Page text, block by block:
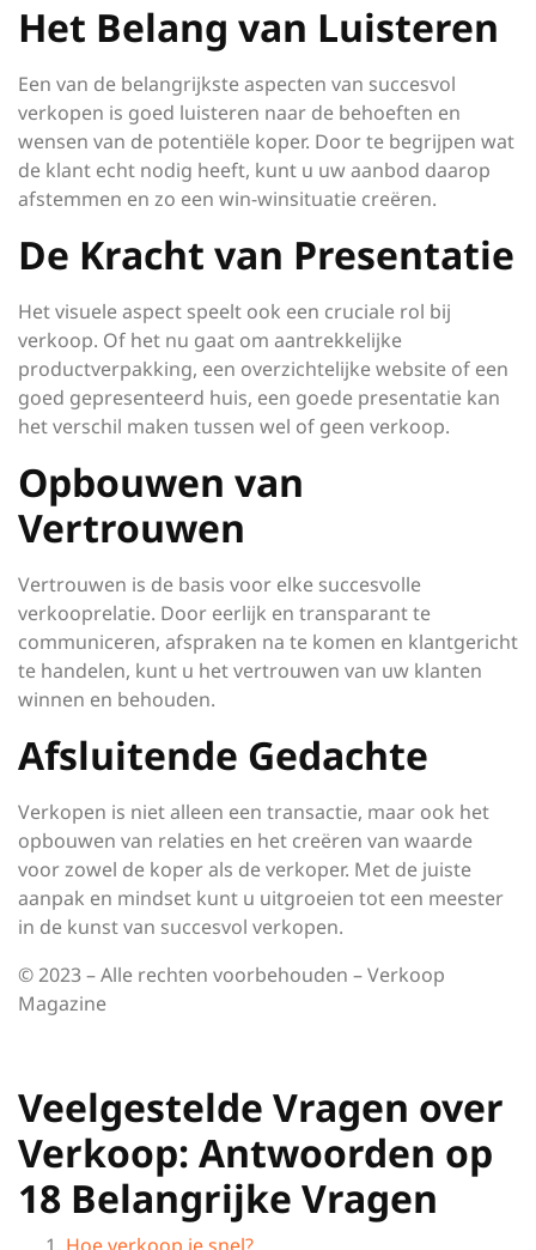
Het Belang van Luisteren
Een van de belangrijkste aspecten van succesvol
verkopen is goed luisteren naar de behoeften en
wensen van de potentiële koper. Door te begrijpen wat
de klant echt nodig heeft, kunt u uw aanbod daarop
afstemmen en zo een win-winsituatie creëren.
De Kracht van Presentatie
Het visuele aspect speelt ook een cruciale rol bij
verkoop. Of het nu gaat om aantrekkelijke
productverpakking, een overzichtelijke website of een
goed gepresenteerd huis, een goede presentatie kan
het verschil maken tussen wel of geen verkoop.
Opbouwen van
Vertrouwen
Vertrouwen is de basis voor elke succesvolle
verkooprelatie. Door eerlijk en transparant te
communiceren, afspraken na te komen en klantgericht
te handelen, kunt u het vertrouwen van uw klanten
winnen en behouden.
Afsluitende Gedachte
Verkopen is niet alleen een transactie, maar ook het
opbouwen van relaties en het creëren van waarde
voor zowel de koper als de verkoper. Met de juiste
aanpak en mindset kunt u uitgroeien tot een meester
in de kunst van succesvol verkopen.
© 2023 – Alle rechten voorbehouden – Verkoop
Magazine
Veelgestelde Vragen over
Verkoop: Antwoorden op
18 Belangrijke Vragen